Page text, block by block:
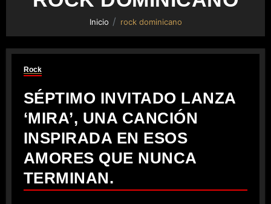
Inicio rock dominicano
Rock
SÉPTIMO INVITADO LANZA
‘MIRA’, UNA CANCIÓN
INSPIRADA EN ESOS
AMORES QUE NUNCA
TERMINAN.